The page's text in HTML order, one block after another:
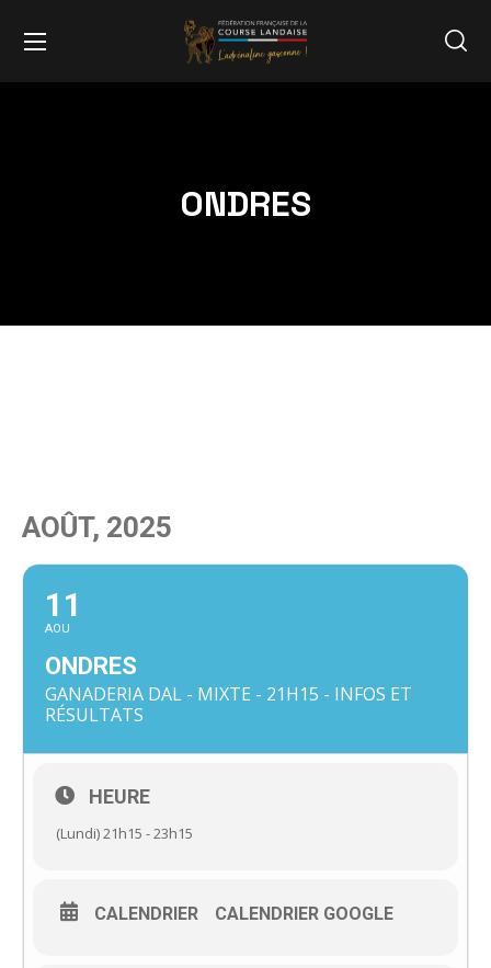
ONDRES
AOÛT, 2025
11
AOU
ONDRES
GANADERIA DAL - MIXTE - 21H15 - INFOS ET
RÉSULTATS
HEURE
(Lundi) 21h15 - 23h15
CALENDRIER CALENDRIER GOOGLE